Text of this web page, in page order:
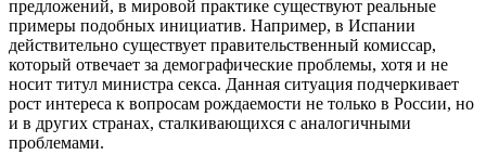
предложений, в мировой практике существуют реальные
примеры подобных инициатив. Например, в Испании
действительно существует правительственный комиссар,
который отвечает за демографические проблемы, хотя и не
носит титул министра секса. Данная ситуация подчеркивает
рост интереса к вопросам рождаемости не только в России, но
и в других странах, сталкивающихся с аналогичными
проблемами.